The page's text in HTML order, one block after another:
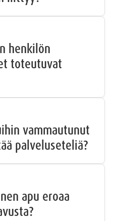
henkilön
toteutuvat
vammautunut
palveluseteliä?
apu eroaa